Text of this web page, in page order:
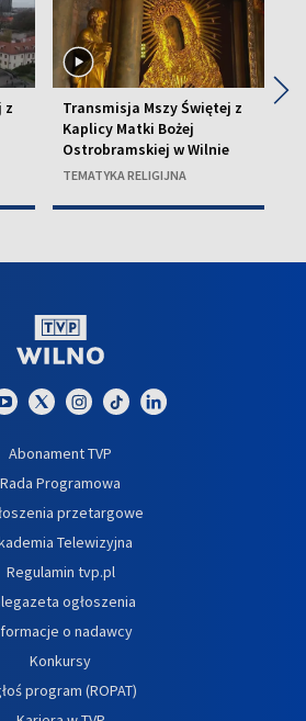
z
Transmisja Mszy Świętej z
Kaplicy Matki Bożej
Ostrobramskiej w Wilnie
TEMATYKA RELIGIJNA
▶
Abonament TVP
Rada Programowa
przetargowe
Telewizyjna
Regulamin tvp.pl
ogłoszenia
o nadawcy
Konkursy
program (ROPAT)